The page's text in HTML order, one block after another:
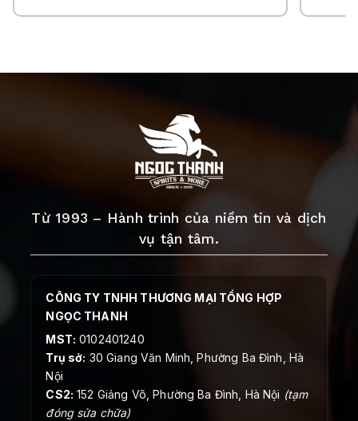
Từ 1993 – Hành trình của niềm tin và dịch
vụ tận tâm.
CÔNG TY TNHH THƯƠNG MẠI TỔNG HỢP
NGỌC THANH
MST: 0102401240
Trụ sở: 30 Giang Văn Minh, Phường Ba Đình, Hà
Nội
CS2: 152 Giảng Võ, Phường Ba Đình, Hà Nội (tạm
đóng sửa chữa)